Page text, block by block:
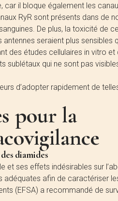
car il bloque également les
RyR sont présents dans de
De plus, la toxicité de
seraient plus sensibles
des études cellulaires in vitro
sublétaux qui ne sont pas
d’adopter rapidement de
pour la
diamides
et ses effets indésirables sur
adéquates afin de caractériser
(EFSA) a recommandé de